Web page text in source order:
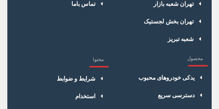
تهران شعبه بازار
تهران بخش لجستیک
شعبه تبریز
تماس باما
محصول
یدکی خودروهای محبوب
دسترسی سریع
محتوا
شرایط و ضوابط
استخدام